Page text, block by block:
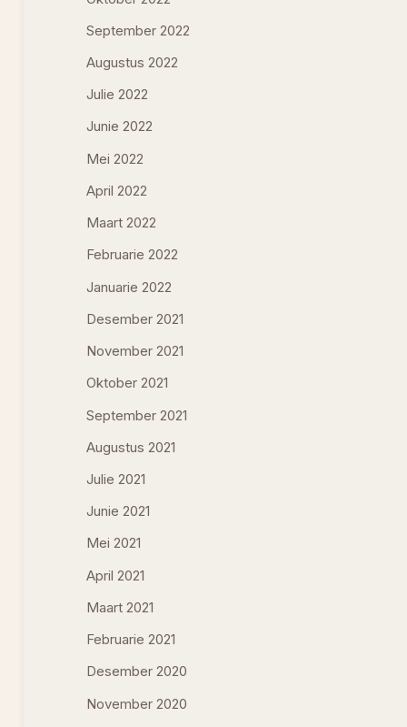
September 2022
Augustus 2022
Julie 2022
Junie 2022
Mei 2022
April 2022
Maart 2022
Februarie 2022
Januarie 2022
Desember 2021
November 2021
Oktober 2021
September 2021
Augustus 2021
Julie 2021
Junie 2021
Mei 2021
April 2021
Maart 2021
Februarie 2021
Desember 2020
November 2020